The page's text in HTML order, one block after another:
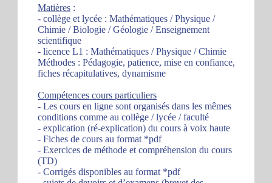
Matières :
- collège et lycée : Mathématiques / Physique /
Chimie / Biologie / Géologie / Enseignement
scientifique
- licence L1 : Mathématiques / Physique / Chimie
Méthodes : Pédagogie, patience, mise en confiance,
fiches récapitulatives, dynamisme
Compétences cours particuliers
- Les cours en ligne sont organisés dans les mêmes
conditions comme au collège / lycée / faculté
- explication (ré-explication) du cours à voix haute
- Fiches de cours au format *pdf
- Exercices de méthode et compréhension du cours
(TD)
- Corrigés disponibles au format *pdf